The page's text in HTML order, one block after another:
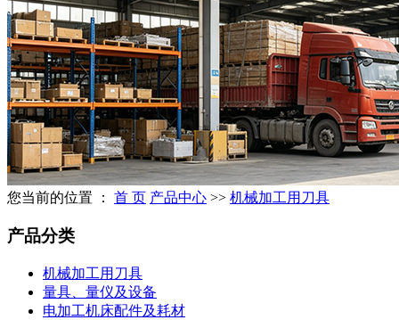
您当前的位置 ： 首 页 产品中心 >> 机械加工用刀具
产品分类
机械加工用刀具
量具、量仪及设备
电加工机床配件及耗材